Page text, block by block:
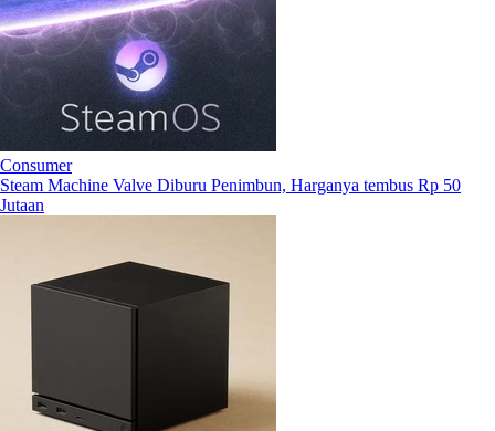
Consumer
Steam Machine Valve Diburu Penimbun, Harganya tembus Rp 50
Jutaan